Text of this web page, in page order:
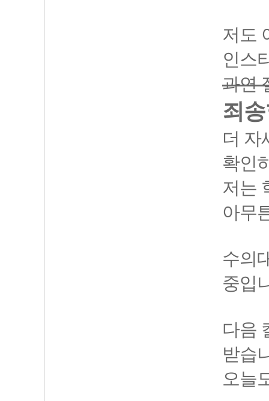
저도
인스
과연
죄
더 자
확인
저는
아무
수의
중입
다음
받습
오늘